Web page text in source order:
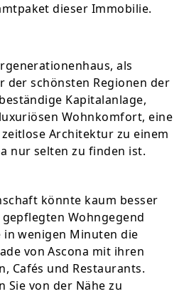
dieser Immobilie.
als
der schönsten Regionen der
Kapitalanlage,
Wohnkomfort, eine
Architektur zu einem
nur selten zu finden ist.
könnte kaum besser
Wohngegend
in wenigen Minuten die
von Ascona mit ihren
Cafés und Restaurants.
Sie von der Nähe zu